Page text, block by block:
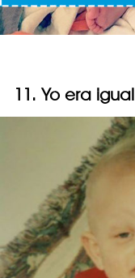
11. Yo era igual